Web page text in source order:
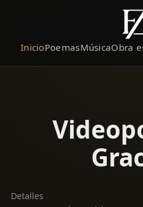
InicioPoemasMúsicaObra
Detalles